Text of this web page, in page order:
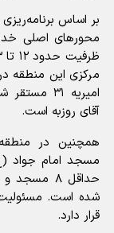
مرکزی این منطقه
امیریه
آقای روزبه است.
همچنین در
حداقل ۸
شده است.
قرار دارد.